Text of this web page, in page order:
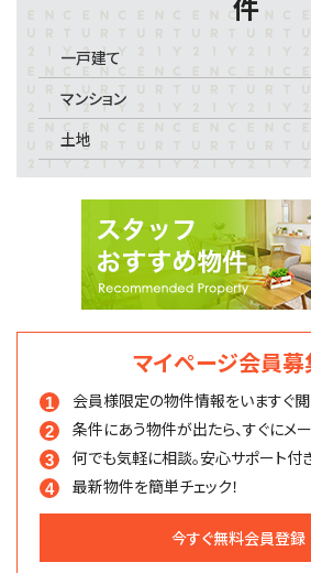
一戸建て
マンション
土地
マイページ会員募
会員様限定の物件情報をいますぐ
条件にあう物件が出たら、すぐにメ
何でも気軽に相談。安心サポート付き
最新物件を簡単チェック！
今すぐ無料会員登録